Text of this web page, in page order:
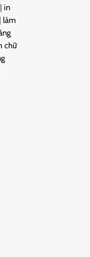
in
| làm
chữ